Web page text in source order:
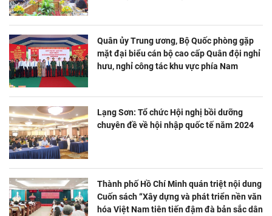
Quân ủy Trung ương, Bộ Quốc phòng gặp
mặt đại biểu cán bộ cao cấp Quân đội nghỉ
hưu, nghỉ công tác khu vực phía Nam
Lạng Sơn: Tổ chức Hội nghị bồi dưỡng
chuyên đề về hội nhập quốc tế năm 2024
Thành phố Hồ Chí Minh quán triệt nội dung
Cuốn sách “Xây dựng và phát triển nền văn
hóa Việt Nam tiên tiến đậm đà bản sắc dân